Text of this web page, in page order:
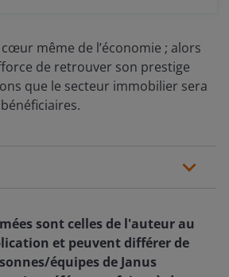
même de l’économie ; alors
de retrouver son prestige
que le secteur immobilier sera
sont celles de l'auteur au
et peuvent différer de
équipes de Janus